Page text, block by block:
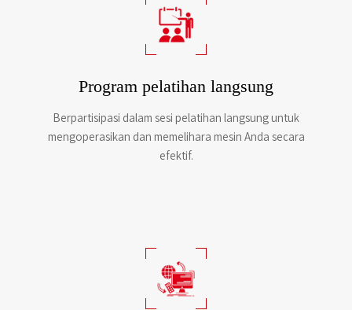
Program pelatihan langsung
Berpartisipasi dalam sesi pelatihan langsung untuk
mengoperasikan dan memelihara mesin Anda secara
efektif.